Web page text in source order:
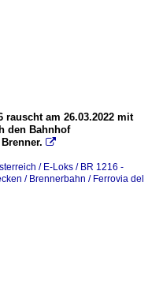
rauscht am 26.03.2022 mit
den Bahnhof

/ E-Loks / BR 1216 -
/ Brennerbahn / Ferrovia del